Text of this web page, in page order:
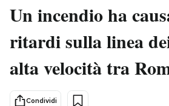
Italia
Politica
Tecnologia
Scienza
Un incendio ha
ritardi sulla linea
alta velocità tra
Condividi